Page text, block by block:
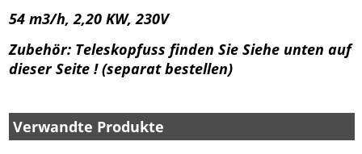
54 m3/h, 2,20 KW, 230V
Zubehör: Teleskopfuss finden Sie Siehe unten auf
dieser Seite ! (separat bestellen)
Verwandte Produkte